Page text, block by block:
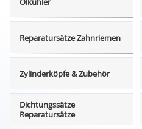
Reparatursätze Zahnriemen
Zylinderköpfe & Zubehör
Dichtungssätze
Reparatursätze